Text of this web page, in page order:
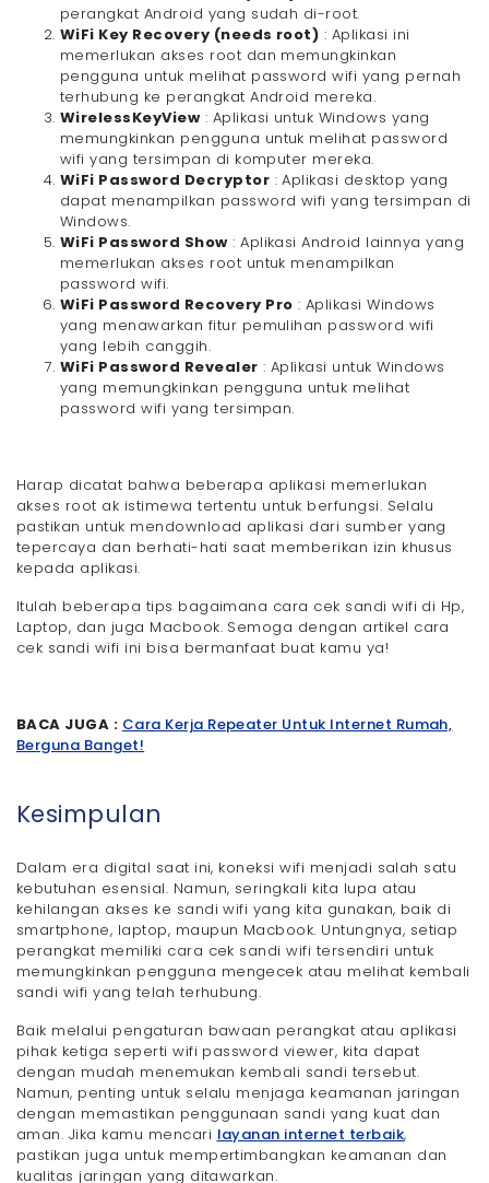
perangkat Android yang sudah di-root.
WiFi Key Recovery (needs root) : Aplikasi ini
memerlukan akses root dan memungkinkan
pengguna untuk melihat password wifi yang pernah
terhubung ke perangkat Android mereka.
WirelessKeyView : Aplikasi untuk Windows yang
memungkinkan pengguna untuk melihat password
wifi yang tersimpan di komputer mereka.
WiFi Password Decryptor : Aplikasi desktop yang
dapat menampilkan password wifi yang tersimpan di
Windows.
WiFi Password Show : Aplikasi Android lainnya yang
memerlukan akses root untuk menampilkan
password wifi.
WiFi Password Recovery Pro : Aplikasi Windows
yang menawarkan fitur pemulihan password wifi
yang lebih canggih.
WiFi Password Revealer : Aplikasi untuk Windows
yang memungkinkan pengguna untuk melihat
password wifi yang tersimpan.
Harap dicatat bahwa beberapa aplikasi memerlukan
akses root ak istimewa tertentu untuk berfungsi. Selalu
pastikan untuk mendownload aplikasi dari sumber yang
tepercaya dan berhati-hati saat memberikan izin khusus
kepada aplikasi.
Itulah beberapa tips bagaimana cara cek sandi wifi di Hp,
Laptop, dan juga Macbook. Semoga dengan artikel cara
cek sandi wifi ini bisa bermanfaat buat kamu ya!
BACA JUGA : Cara Kerja Repeater Untuk Internet Rumah,
Berguna Banget!
Kesimpulan
Dalam era digital saat ini, koneksi wifi menjadi salah satu
kebutuhan esensial. Namun, seringkali kita lupa atau
kehilangan akses ke sandi wifi yang kita gunakan, baik di
smartphone, laptop, maupun Macbook. Untungnya, setiap
perangkat memiliki cara cek sandi wifi tersendiri untuk
memungkinkan pengguna mengecek atau melihat kembali
sandi wifi yang telah terhubung.
Baik melalui pengaturan bawaan perangkat atau aplikasi
pihak ketiga seperti wifi password viewer, kita dapat
dengan mudah menemukan kembali sandi tersebut.
Namun, penting untuk selalu menjaga keamanan jaringan
dengan memastikan penggunaan sandi yang kuat dan
aman. Jika kamu mencari layanan internet terbaik,
pastikan juga untuk mempertimbangkan keamanan dan
kualitas jaringan yang ditawarkan.